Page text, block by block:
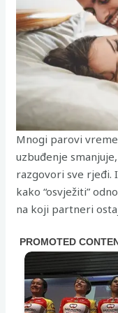
Mnogi parovi
uzbuđenje
razgovori sve rjeđi.
kako “osvježiti”
na koji partneri